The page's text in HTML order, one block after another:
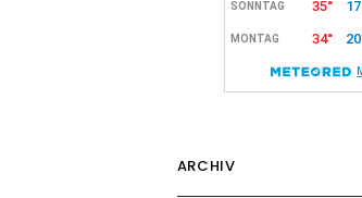
ARCHIV